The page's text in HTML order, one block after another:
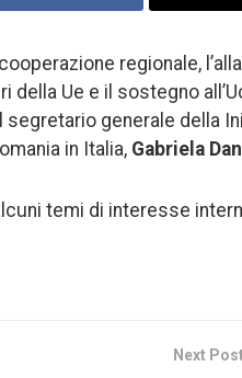
regionale,
della Ue e il sostegno
segretario generale della
in Italia, Gabriela
temi di interesse
Next